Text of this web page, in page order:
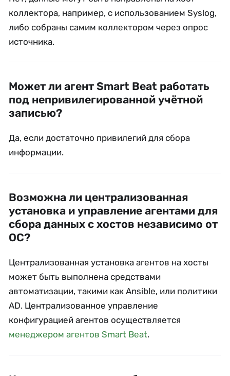
коллектора, например, с использованием Syslog,
либо собраны самим коллектором через опрос
источника.
Может ли агент Smart Beat работать
под непривилегированной учётной
записью?
Да, если достаточно привилегий для сбора
информации.
Возможна ли централизованная
установка и управление агентами для
сбора данных с хостов независимо от
ОС?
Централизованная установка агентов на хосты
может быть выполнена средствами
автоматизации, такими как Ansible, или политики
AD. Централизованное управление
конфигурацией агентов осуществляется
менеджером агентов Smart Beat.